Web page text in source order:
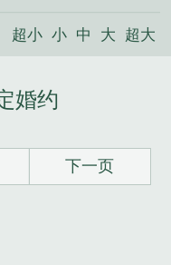
超小 小 中 大 超大
婚约
下一页